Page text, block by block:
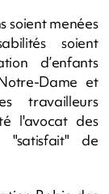
soient menées
soient
d’enfants
Dame et
travailleurs
l'avocat des
"satisfait" de